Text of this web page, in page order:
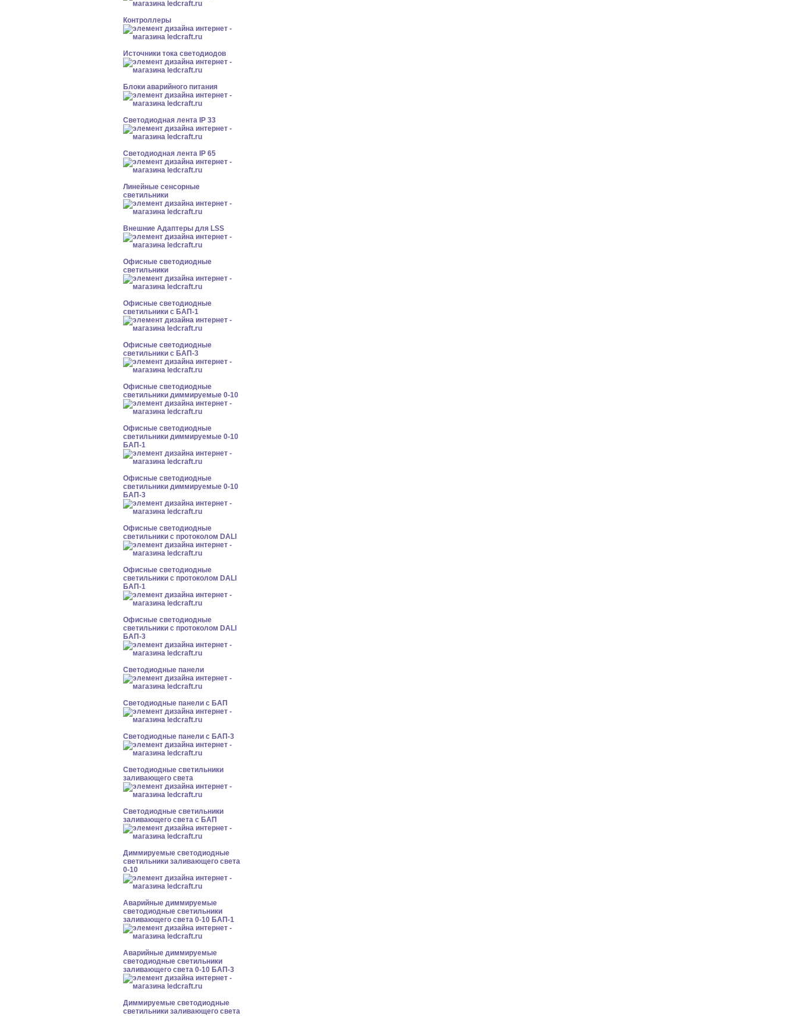
Контроллеры
Источники тока светодиодов
Блоки аварийного питания
Светодиодная лента IP 33
Светодиодная лента IP 65
Линейные сенсорные
светильники
Внешние Адаптеры для LSS
Офисные светодиодные
светильники
Офисные светодиодные
светильники с БАП-1
Офисные светодиодные
светильники с БАП-3
Офисные светодиодные
светильники диммируемые 0-10
Офисные светодиодные
светильники диммируемые 0-10
БАП-1
Офисные светодиодные
светильники диммируемые 0-10
БАП-3
Офисные светодиодные
светильники с протоколом DALI
Офисные светодиодные
светильники с протоколом DALI
БАП-1
Офисные светодиодные
светильники с протоколом DALI
БАП-3
Cветодиодные панели
Cветодиодные панели с БАП
Cветодиодные панели с БАП-3
Светодиодные светильники
заливающего света
Светодиодные светильники
заливающего света с БАП
Диммируемые светодиодные
светильники заливающего света
0-10
Аварийные диммируемые
светодиодные светильники
заливающего света 0-10 БАП-1
Аварийные диммируемые
светодиодные светильники
заливающего света 0-10 БАП-3
Диммируемые светодиодные
светильники заливающего света